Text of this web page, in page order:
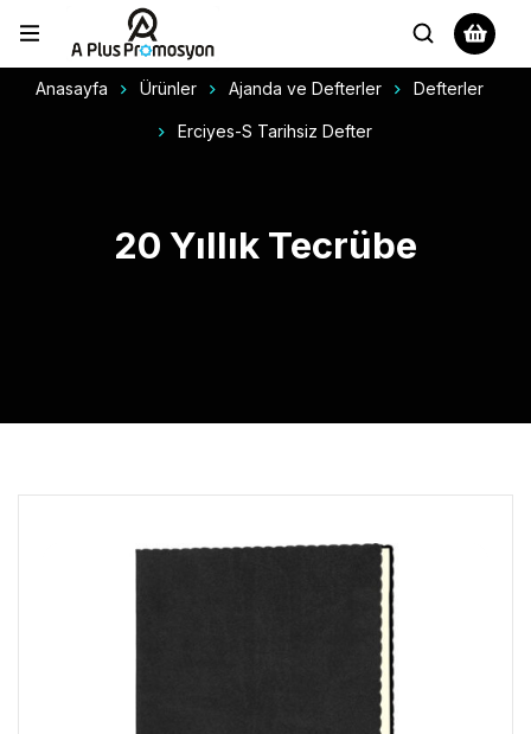
Anasayfa Ürünler Ajanda ve Defterler Defterler
Erciyes-S Tarihsiz Defter
20 Yıllık Tecrübe